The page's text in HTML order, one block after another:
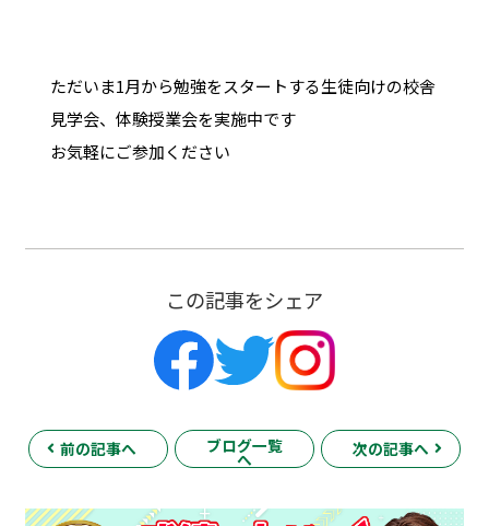
ただいま1月から勉強をスタートする生徒向けの校舎
見学会、体験授業会を実施中です
お気軽にご参加ください
この記事をシェア
前の記事へ ブログ一覧
へ
次の記事へ